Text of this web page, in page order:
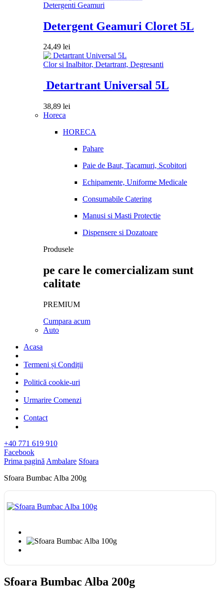
Detergenti Geamuri
Detergent Geamuri Cloret 5L
24,49 lei
Clor si Inalbitor, Detartrant, Degresanti
Detartrant Universal 5L
38,89 lei
Horeca
HORECA
Pahare
Paie de Baut, Tacamuri, Scobitori
Echipamente, Uniforme Medicale
Consumabile Catering
Manusi si Masti Protectie
Dispensere si Dozatoare
Produsele
pe care le comercializam sunt
calitate
PREMIUM
Cumpara acum
Auto
Acasa
Termeni și Condiții
Politică cookie-uri
Urmarire Comenzi
Contact
+40 771 619 910
Facebook
Prima pagină Ambalare Sfoara
Sfoara Bumbac Alba 200g
Sfoara Bumbac Alba 200g